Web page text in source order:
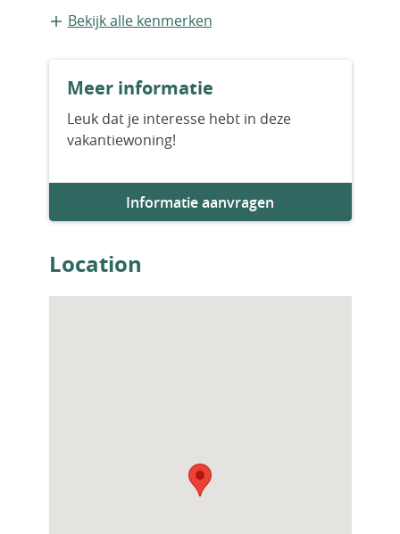
Appartement
Bestaande bouw
Bouwjaar
Aantal slaapkamers
Aantal badkamers
Bekijk alle kenmerken
Meer informatie
Leuk dat je interesse hebt in deze
vakantiewoning!
Informatie aanvragen
Location